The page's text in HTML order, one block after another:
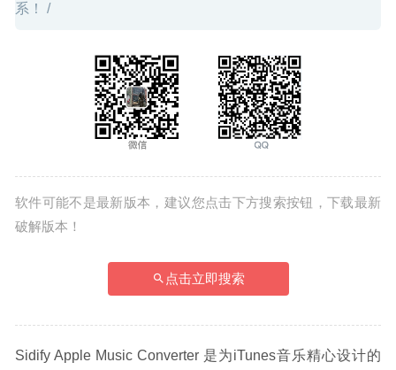
系！ /
软件可能不是最新版本，建议您点击下方搜索按钮，下载最新
破解版本！
点击立即搜索
Sidify Apple Music Converter 是为iTunes音乐精心设计的